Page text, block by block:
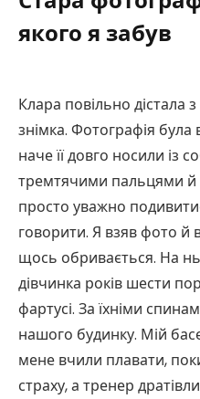
якого я забув
Клара повільно дістала
знімка. Фотографія була
наче її довго носили із
тремтячими пальцями й
просто уважно
говорити. Я взяв фото й
щось обривається. На
дівчинка років шести
фартусі. За їхніми
нашого будинку. Мій
мене вчили плавати,
страху, а тренер